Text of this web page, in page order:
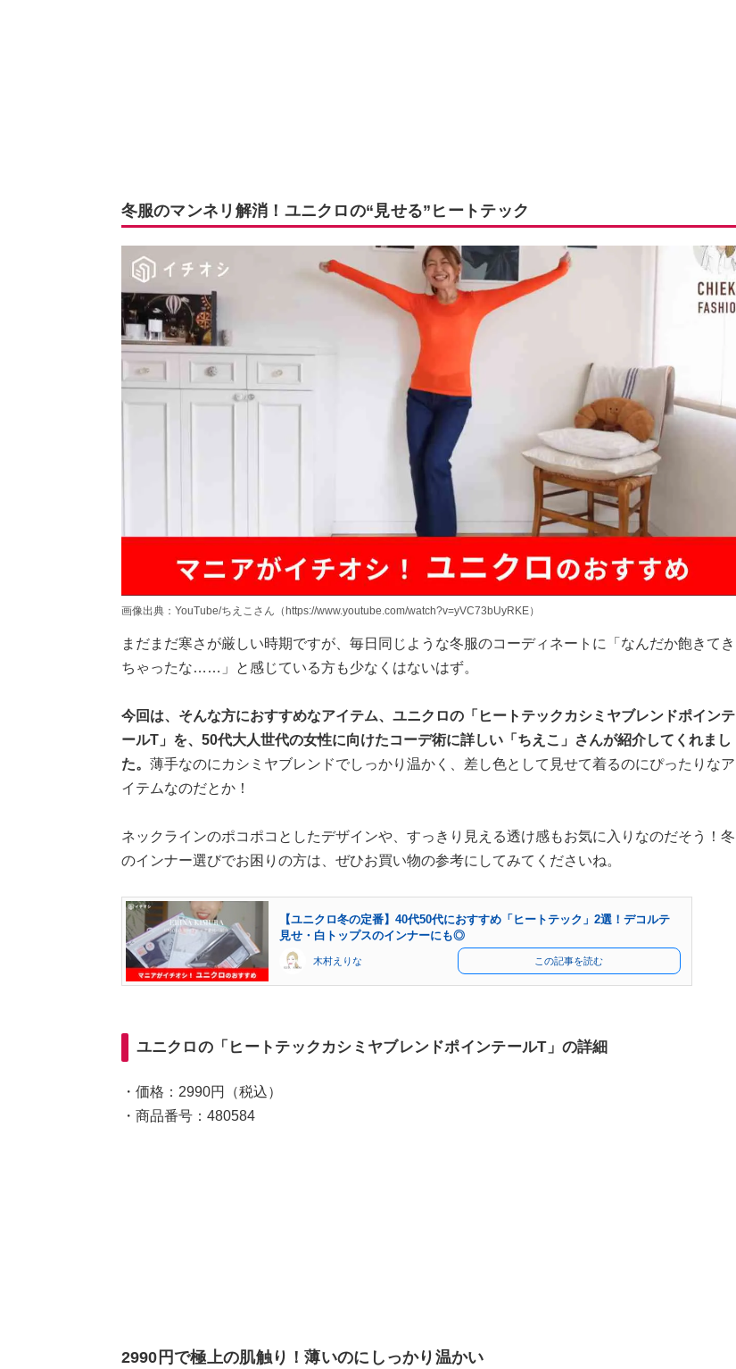
冬服のマンネリ解消！ユニクロの“見せる”ヒートテック
画像出典：YouTube/ちえこさん（https://www.youtube.com/watch?v=yVC73bUyRKE）
まだまだ寒さが厳しい時期ですが、毎日同じような冬服のコーディネートに「なんだか飽きてき
ちゃったな……」と感じている方も少なくはないはず。
今回は、そんな方におすすめなアイテム、ユニクロの「ヒートテックカシミヤブレンドポインテ
ールT」を、50代大人世代の女性に向けたコーデ術に詳しい「ちえこ」さんが紹介してくれまし
た。 薄手なのにカシミヤブレンドでしっかり温かく、差し色として見せて着るのにぴったりなア
イテムなのだとか！
ネックラインのポコポコとしたデザインや、すっきり見える透け感もお気に入りなのだそう！冬
のインナー選びでお困りの方は、ぜひお買い物の参考にしてみてくださいね。
【ユニクロ冬の定番】40代50代におすすめ「ヒートテック」2選！デコルテ
見せ・白トップスのインナーにも◎
木村えりな この記事を読む
ユニクロの「ヒートテックカシミヤブレンドポインテールT」の詳細
・価格：2990円（税込）
・商品番号：480584
2990円で極上の肌触り！薄いのにしっかり温かい